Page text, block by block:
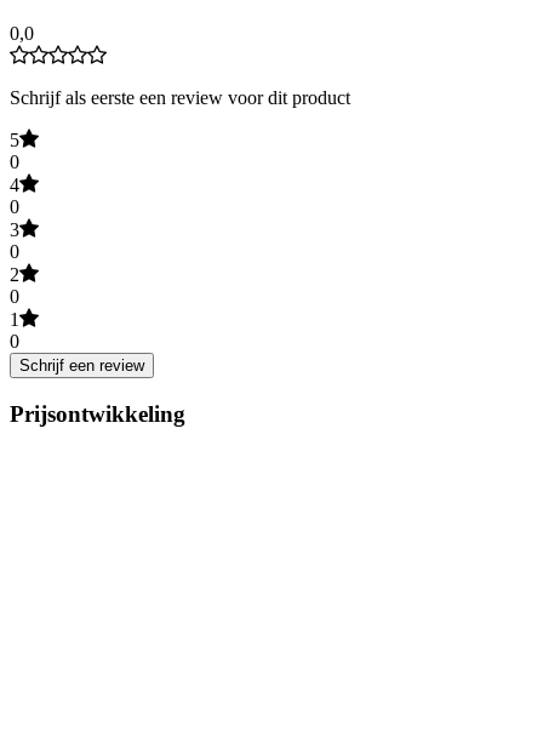
0,0
Schrijf als eerste een review voor dit product
5
0
4
0
3
0
2
0
1
0
Schrijf een review
Prijsontwikkeling